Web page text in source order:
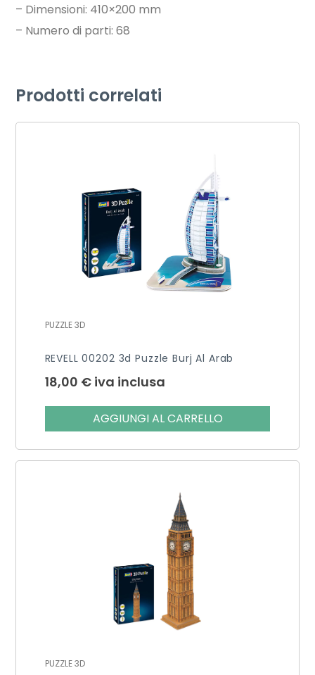
– Dimensioni: 410×200 mm
– Numero di parti: 68
Prodotti correlati
PUZZLE 3D
REVELL 00202 3d Puzzle Burj Al Arab
18,00 € iva inclusa
AGGIUNGI AL CARRELLO
PUZZLE 3D